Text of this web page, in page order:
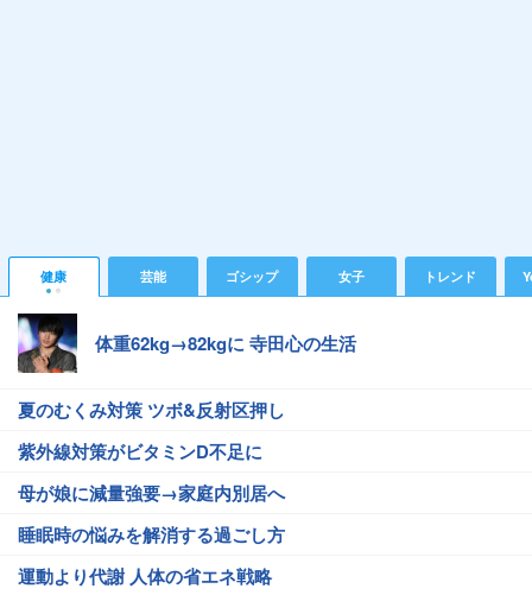
健康 芸能 ゴシップ 女子 トレンド
体重62kg→82kgに 寺田心の生活
夏のむくみ対策 ツボ&反射区押し
紫外線対策がビタミンD不足に
母が娘に減量強要→家庭内別居へ
睡眠時の悩みを解消する過ごし方
運動より代謝 人体の省エネ戦略